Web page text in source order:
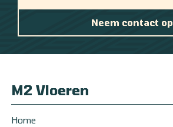
Neem contact op
M2 Vloeren
Home